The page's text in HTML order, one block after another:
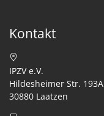
Kontakt
IPZV e.V.
Hildesheimer Str. 193A
30880 Laatzen